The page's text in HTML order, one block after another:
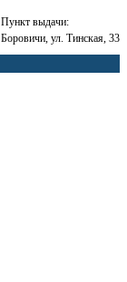
Пункт выдачи:
Боровичи, ул. Тинская, 33